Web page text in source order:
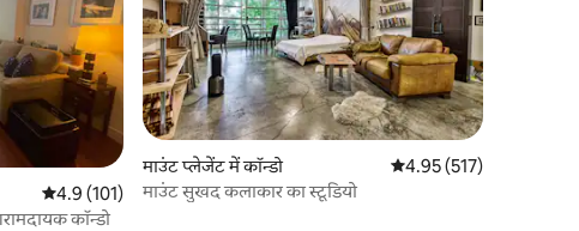
औसत रेटिंग 5 में से 4.9, 101 समीक्षाएँ
4.9 (101)
कॉन्डो
माउंट प्लेजेंट में कॉन्डो औसत रेटिंग 5 में से 4.95,
4.95 (517)
माउंट सुखद कलाकार का स्टूडियो